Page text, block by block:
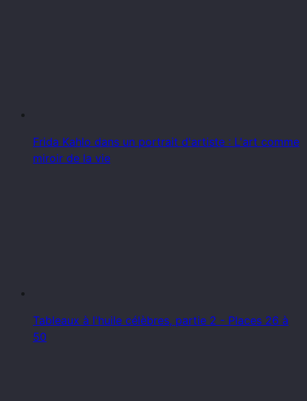
Frida Kahlo dans un portrait d'artiste : L'art comme
miroir de la vie
Tableaux à l'huile célèbres, partie 2 - Places 26 à
50